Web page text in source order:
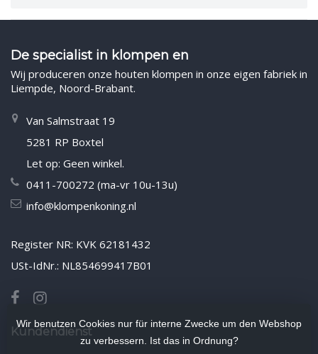
De specialist in klompen en
Wij produceren onze houten klompen in onze eigen fabriek in
Liempde, Noord-Brabant.
Van Salmstraat 19
5281 RP Boxtel
Let op: Geen winkel.
0411-700272 (ma-vr 10u-13u)
info@klompenkoning.nl
Register NR: KVK 62181432
USt-IdNr.: NL854699417B01
Kundendienst
Wir benutzen Cookies nur für interne Zwecke um den Webshop
zu verbessern. Ist das in Ordnung?